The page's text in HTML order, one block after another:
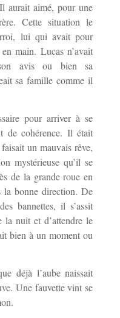
aurait aimé, pour une
Cette situation le
lui qui avait pour
main. Lucas n’avait
avis ou bien sa
sa famille comme il
pour arriver à se
de cohérence. Il était
un mauvais rêve,
mystérieuse qu’il se
de la grande roue en
bonne direction. De
bannettes, il s’assit
nuit et d’attendre le
bien à un moment ou
déjà l’aube naissait
Une fauvette vint se